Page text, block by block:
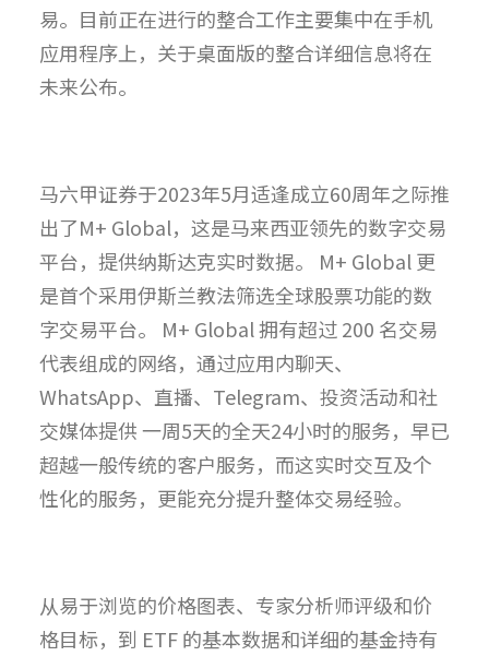
易。目前正在进行的整合工作主要集中在手机
应用程序上，关于桌面版的整合详细信息将在
未来公布。
马六甲证券于2023年5月适逢成立60周年之际推
出了M+ Global，这是马来西亚领先的数字交易
平台，提供纳斯达克实时数据。 M+ Global 更
是首个采用伊斯兰教法筛选全球股票功能的数
字交易平台。 M+ Global 拥有超过 200 名交易
代表组成的网络，通过应用内聊天、
WhatsApp、直播、Telegram、投资活动和社
交媒体提供 一周5天的全天24小时的服务，早已
超越一般传统的客户服务，而这实时交互及个
性化的服务，更能充分提升整体交易经验。
从易于浏览的价格图表、专家分析师评级和价
格目标，到 ETF 的基本数据和详细的基金持有